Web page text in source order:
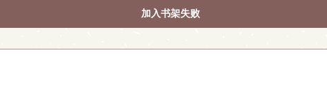
加入书架失败